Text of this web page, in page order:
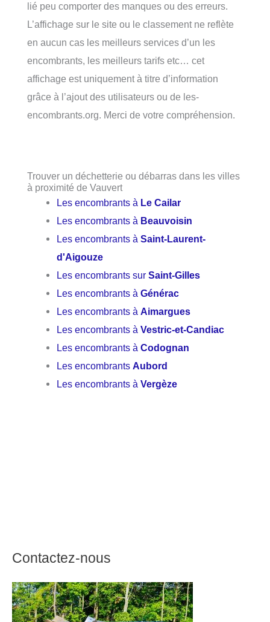
lié peu comporter des manques ou des erreurs.
L’affichage sur le site ou le classement ne reflète
en aucun cas les meilleurs services d’un les
encombrants, les meilleurs tarifs etc… cet
affichage est uniquement à titre d’information
grâce à l’ajout des utilisateurs ou de les-
encombrants.org. Merci de votre compréhension.
Trouver un déchetterie ou débarras dans les villes
à proximité de Vauvert
Les encombrants à Le Cailar
Les encombrants à Beauvoisin
Les encombrants àSaint-Laurent-
d'Aigouze
Les encombrants surSaint-Gilles
Les encombrants àGénérac
Les encombrants àAimargues
Les encombrants àVestric-et-Candiac
Les encombrants àCodognan
Les encombrantsAubord
Les encombrants àVergèze
Contactez-nous